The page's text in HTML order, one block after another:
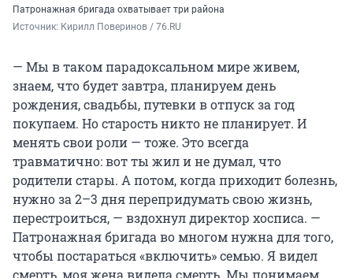
Патронажная бригада охватывает три района
Источник: Кирилл Поверинов / 76.RU
— Мы в таком парадоксальном мире живем,
знаем, что будет завтра, планируем день
рождения, свадьбы, путевки в отпуск за год
покупаем. Но старость никто не планирует. И
менять свои роли — тоже. Это всегда
травматично: вот ты жил и не думал, что
родители стары. А потом, когда приходит болезнь,
нужно за 2–3 дня перепридумать свою жизнь,
перестроиться, — вздохнул директор хосписа. —
Патронажная бригада во многом нужна для того,
чтобы постараться «включить» семью. Я видел
смерть, моя жена видела смерть. Мы понимаем,